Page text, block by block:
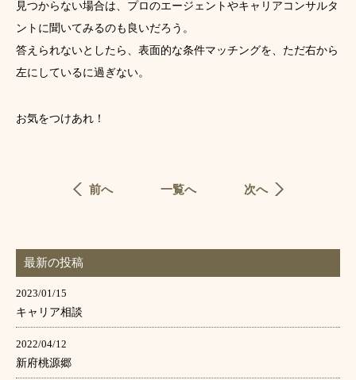
見つからない場合は、プロのエージェントやキャリアコンサルタ
ントに聞いてみるのも良いだろう。
答えられないとしたら、表面的な条件マッチングを、ただ右から
左にしているに過ぎない。
お気をつけあれ！
前へ 一覧へ 次へ
最新の投稿
2023/01/15
キャリア相談
2022/04/12
新府桃源郷